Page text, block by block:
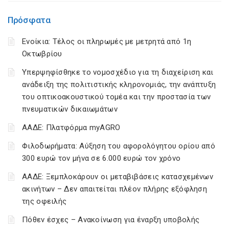
Πρόσφατα
Ενοίκια: Τέλος οι πληρωμές με μετρητά από 1η
Οκτωβρίου
Υπερψηφίσθηκε το νομοσχέδιο για τη διαχείριση και
ανάδειξη της πολιτιστικής κληρονομιάς, την ανάπτυξη
του οπτικοακουστικού τομέα και την προστασία των
πνευματικών δικαιωμάτων
ΑΑΔΕ: Πλατφόρμα myAGRO
Φιλοδωρήματα: Αύξηση του αφορολόγητου ορίου από
300 ευρώ τον μήνα σε 6.000 ευρώ τον χρόνο
ΑΑΔΕ: Ξεμπλοκάρουν οι μεταβιβάσεις κατασχεμένων
ακινήτων – Δεν απαιτείται πλέον πλήρης εξόφληση
της οφειλής
Πόθεν έσχες – Ανακοίνωση για έναρξη υποβολής